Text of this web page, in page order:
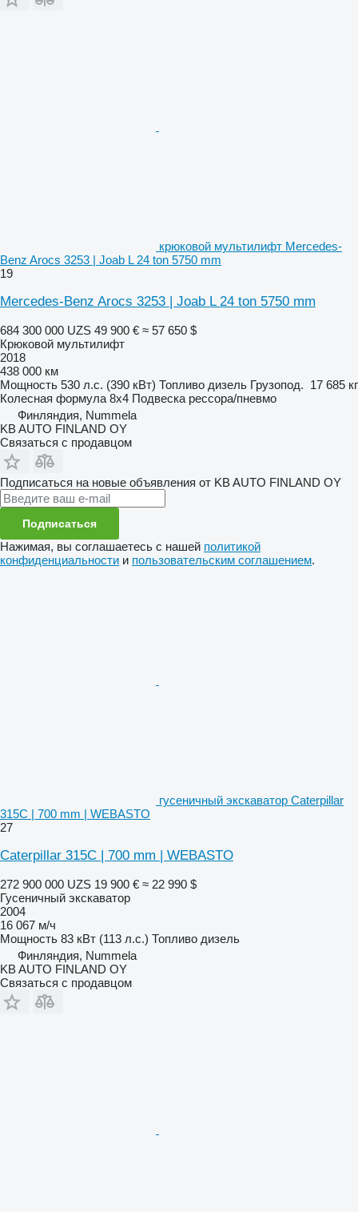
крюковой мультилифт Mercedes-
Benz Arocs 3253 | Joab L 24 ton 5750 mm
19
Mercedes-Benz Arocs 3253 | Joab L 24 ton 5750 mm
684 300 000 UZS 49 900 € ≈ 57 650 $
Крюковой мультилифт
2018
438 000 км
Мощность 530 л.с. (390 кВт) Топливо дизель Грузопод. 17 685 кг
Колесная формула 8x4 Подвеска рессора/пневмо
Финляндия, Nummela
KB AUTO FINLAND OY
Связаться с продавцом
Подписаться на новые объявления от KB AUTO FINLAND OY
Подписаться
Нажимая, вы соглашаетесь с нашей политикой
конфиденциальности и пользовательским соглашением.
гусеничный экскаватор Caterpillar
315C | 700 mm | WEBASTO
27
Caterpillar 315C | 700 mm | WEBASTO
272 900 000 UZS 19 900 € ≈ 22 990 $
Гусеничный экскаватор
2004
16 067 м/ч
Мощность 83 кВт (113 л.с.) Топливо дизель
Финляндия, Nummela
KB AUTO FINLAND OY
Связаться с продавцом